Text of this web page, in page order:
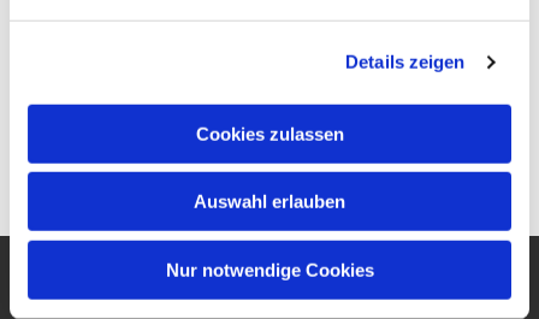
Details zeigen
Cookies zulassen
Auswahl erlauben
Nur notwendige Cookies
Ev. Gesamtkirchengemeinde